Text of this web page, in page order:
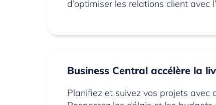
d’optimiser les relations client avec
Business Centralaccélère la
Planifiez et suivez vos projets avec